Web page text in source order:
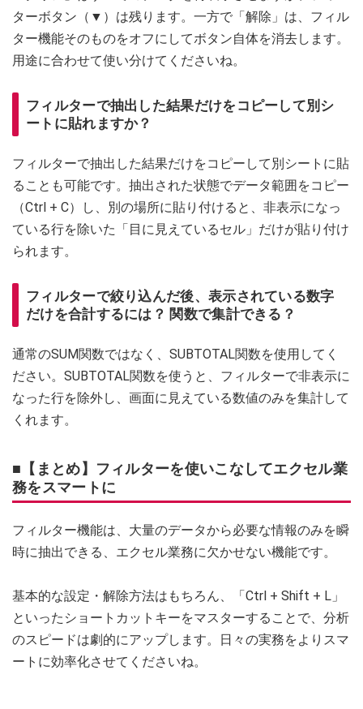
ターボタン（▼）は残ります。一方で「解除」は、フィル
ター機能そのものをオフにしてボタン自体を消去します。
用途に合わせて使い分けてくださいね。
フィルターで抽出した結果だけをコピーして別シ
ートに貼れますか？
フィルターで抽出した結果だけをコピーして別シートに貼
ることも可能です。抽出された状態でデータ範囲をコピー
（Ctrl + C）し、別の場所に貼り付けると、非表示になっ
ている行を除いた「目に見えているセル」だけが貼り付け
られます。
フィルターで絞り込んだ後、表示されている数字
だけを合計するには？ 関数で集計できる？
通常のSUM関数ではなく、SUBTOTAL関数を使用してく
ださい。SUBTOTAL関数を使うと、フィルターで非表示に
なった行を除外し、画面に見えている数値のみを集計して
くれます。
■【まとめ】フィルターを使いこなしてエクセル業
務をスマートに
フィルター機能は、大量のデータから必要な情報のみを瞬
時に抽出できる、エクセル業務に欠かせない機能です。
基本的な設定・解除方法はもちろん、「Ctrl + Shift + L」
といったショートカットキーをマスターすることで、分析
のスピードは劇的にアップします。日々の実務をよりスマ
ートに効率化させてくださいね。